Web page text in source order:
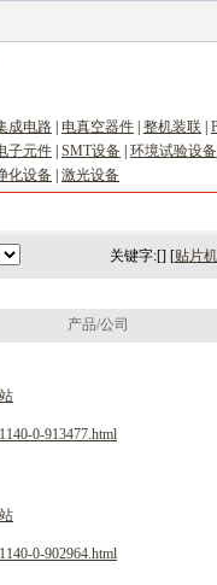
成电路 电真空器件 整机装联
子元件 SMT设备 环境试验设备
化设备 激光设备
关键字:[] [贴片机
产品/公司
0-913477.html
0-902964.html